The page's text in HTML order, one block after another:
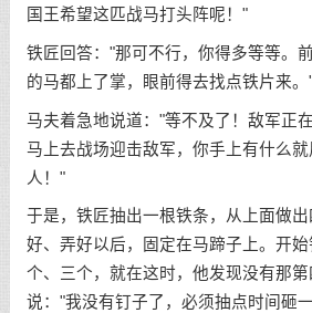
国王希望这匹战马打头阵呢！"
铁匠回答："那可不行，你得多等等。
的马都上了掌，眼前得去找点铁片来。
马夫着急地说道："等不及了！敌军正
马上去战场迎击敌军，你手上有什么
人！"
于是，铁匠抽出一根铁条，从上面做
好、弄好以后，固定在马蹄子上。开
个、三个，就在这时，他发现没有那
说："我没有钉子了，必须抽点时间砸